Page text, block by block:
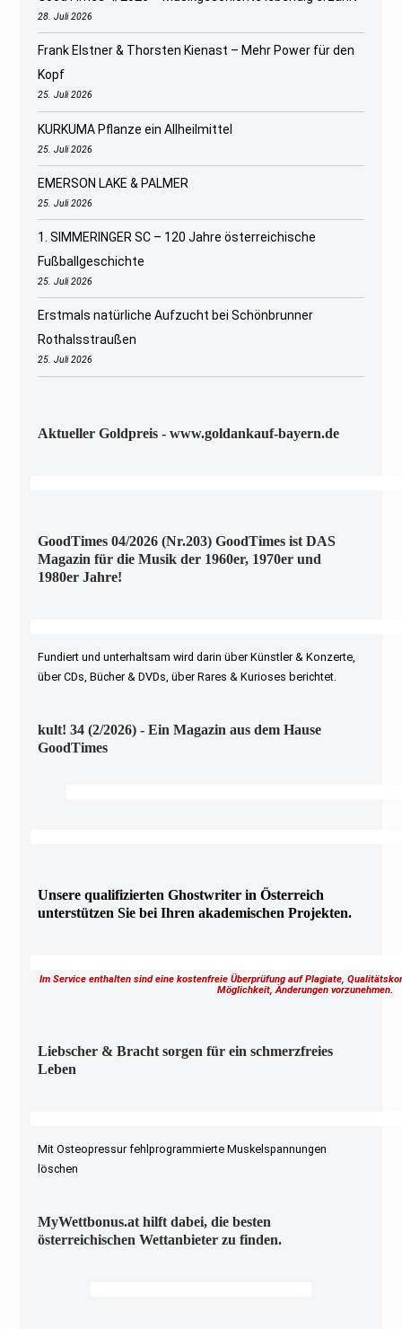
28. Juli 2026
Frank Elstner & Thorsten Kienast – Mehr Power für den
Kopf
25. Juli 2026
KURKUMA Pflanze ein Allheilmittel
25. Juli 2026
EMERSON LAKE & PALMER
25. Juli 2026
1. SIMMERINGER SC – 120 Jahre österreichische
Fußballgeschichte
25. Juli 2026
Erstmals natürliche Aufzucht bei Schönbrunner
Rothalsstraußen
25. Juli 2026
Aktueller Goldpreis - www.goldankauf-bayern.de
GoodTimes 04/2026 (Nr.203) GoodTimes ist DAS
Magazin für die Musik der 1960er, 1970er und
1980er Jahre!
Fundiert und unterhaltsam wird darin über Künstler & Konzerte,
über CDs, Bücher & DVDs, über Rares & Kurioses berichtet.
kult! 34 (2/2026) - Ein Magazin aus dem Hause
GoodTimes
Unsere qualifizierten Ghostwriter in Österreich
unterstützen Sie bei Ihren akademischen Projekten.
Im Service enthalten sind eine kostenfreie Überprüfung auf Plagiate,
Möglichkeit, Änderungen vorzunehmen.
Liebscher & Bracht sorgen für ein schmerzfreies
Leben
Mit Osteopressur fehlprogrammierte Muskelspannungen
löschen
MyWettbonus.at hilft dabei, die besten
österreichischen Wettanbieter zu finden.